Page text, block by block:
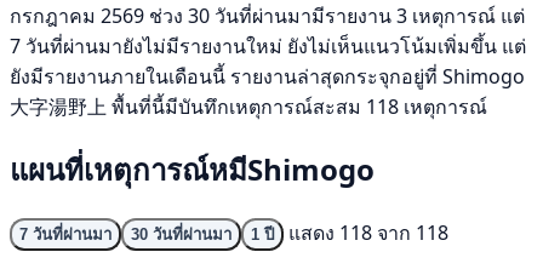
กรกฎาคม 2569 ช่วง 30 วันที่ผ่านมามีรายงาน 3 เหตุการณ์ แต่
7 วันที่ผ่านมายังไม่มีรายงานใหม่ ยังไม่เห็นแนวโน้มเพิ่มขึ้น แต่
ยังมีรายงานภายในเดือนนี้ รายงานล่าสุดกระจุกอยู่ที่ Shimogo
大字湯野上 พื้นที่นี้มีบันทึกเหตุการณ์สะสม 118 เหตุการณ์
แผนที่เหตุการณ์หมีShimogo
7 วันที่ผ่านมา 30 วันที่ผ่านมา 1 ปี
แสดง 118 จาก 118